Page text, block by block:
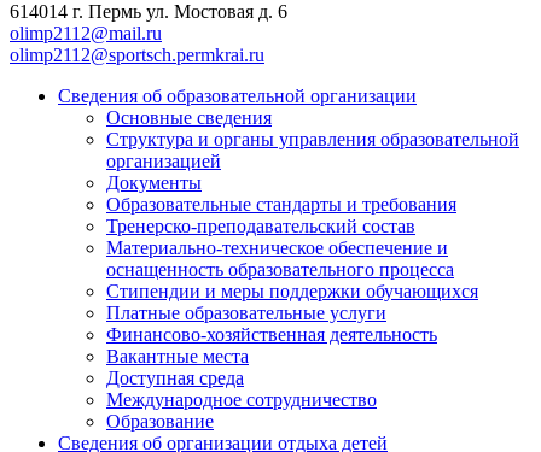
614014 г. Пермь ул. Мостовая д. 6
olimp2112@mail.ru
olimp2112@sportsch.permkrai.ru
Сведения об образовательной организации
Основные сведения
Структура и органы управления образовательной
организацией
Документы
Образовательные стандарты и требования
Тренерско-преподавательский состав
Материально-техническое обеспечение и
оснащенность образовательного процесса
Стипендии и меры поддержки обучающихся
Платные образовательные услуги
Финансово-хозяйственная деятельность
Вакантные места
Доступная среда
Международное сотрудничество
Образование
Сведения об организации отдыха детей